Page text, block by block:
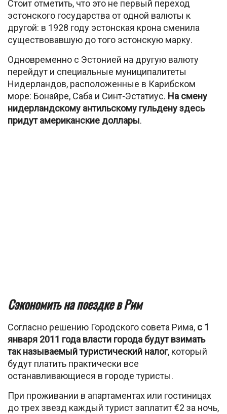
Стоит отметить, что это не первый переход
эстонского государства от одной валюты к
другой: в 1928 году эстонская крона сменила
существовавшую до того эстонскую марку.
Одновременно с Эстонией на другую валюту
перейдут и специальные муниципалитеты
Нидерландов, расположенные в Карибском
море: Бонайре, Саба и Синт-Эстатиус. На смену
нидерландскому антильскому гульдену здесь
придут американские доллары.
Сэкономить на поездке в Рим
Согласно решению Городского совета Рима, с 1
января 2011 года власти города будут взимать
так называемый туристический налог, который
будут платить практически все
останавливающиеся в городе туристы.
При проживании в апартаментах или гостиницах
до трех звезд каждый турист заплатит €2 за ночь,